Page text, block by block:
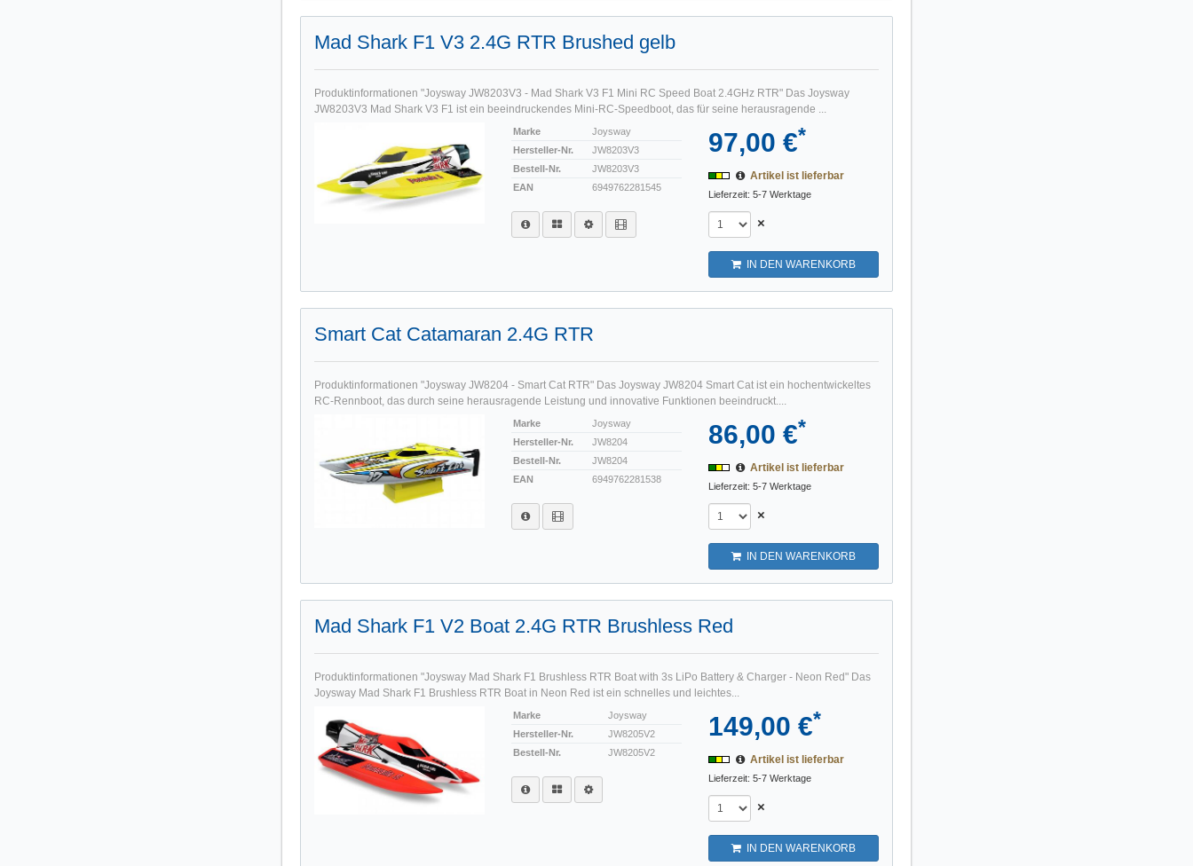
Mad Shark F1 V3 2.4G RTR Brushed gelb
Produktinformationen "Joysway JW8203V3 - Mad Shark V3 F1 Mini RC Speed Boat 2.4GHz RTR" Das Joysway
JW8203V3 Mad Shark V3 F1 ist ein beeindruckendes Mini-RC-Speedboot, das für seine herausragende ...
Marke
Joysway
Hersteller-Nr.
JW8203V3
Bestell-Nr.
JW8203V3
EAN
6949762281545
97,00 €*
Artikel ist lieferbar
Lieferzeit: 5-7 Werktage
×
IN DEN WARENKORB
Smart Cat Catamaran 2.4G RTR
Produktinformationen "Joysway JW8204 - Smart Cat RTR" Das Joysway JW8204 Smart Cat ist ein hochentwickeltes
RC-Rennboot, das durch seine herausragende Leistung und innovative Funktionen beeindruckt....
Marke
Joysway
Hersteller-Nr.
JW8204
Bestell-Nr.
JW8204
EAN
6949762281538
86,00 €*
Artikel ist lieferbar
Lieferzeit: 5-7 Werktage
×
IN DEN WARENKORB
Mad Shark F1 V2 Boat 2.4G RTR Brushless Red
Produktinformationen "Joysway Mad Shark F1 Brushless RTR Boat with 3s LiPo Battery & Charger - Neon Red" Das
Joysway Mad Shark F1 Brushless RTR Boat in Neon Red ist ein schnelles und leichtes...
Marke
Joysway
Hersteller-Nr.
JW8205V2
Bestell-Nr.
JW8205V2
149,00 €*
Artikel ist lieferbar
Lieferzeit: 5-7 Werktage
×
IN DEN WARENKORB